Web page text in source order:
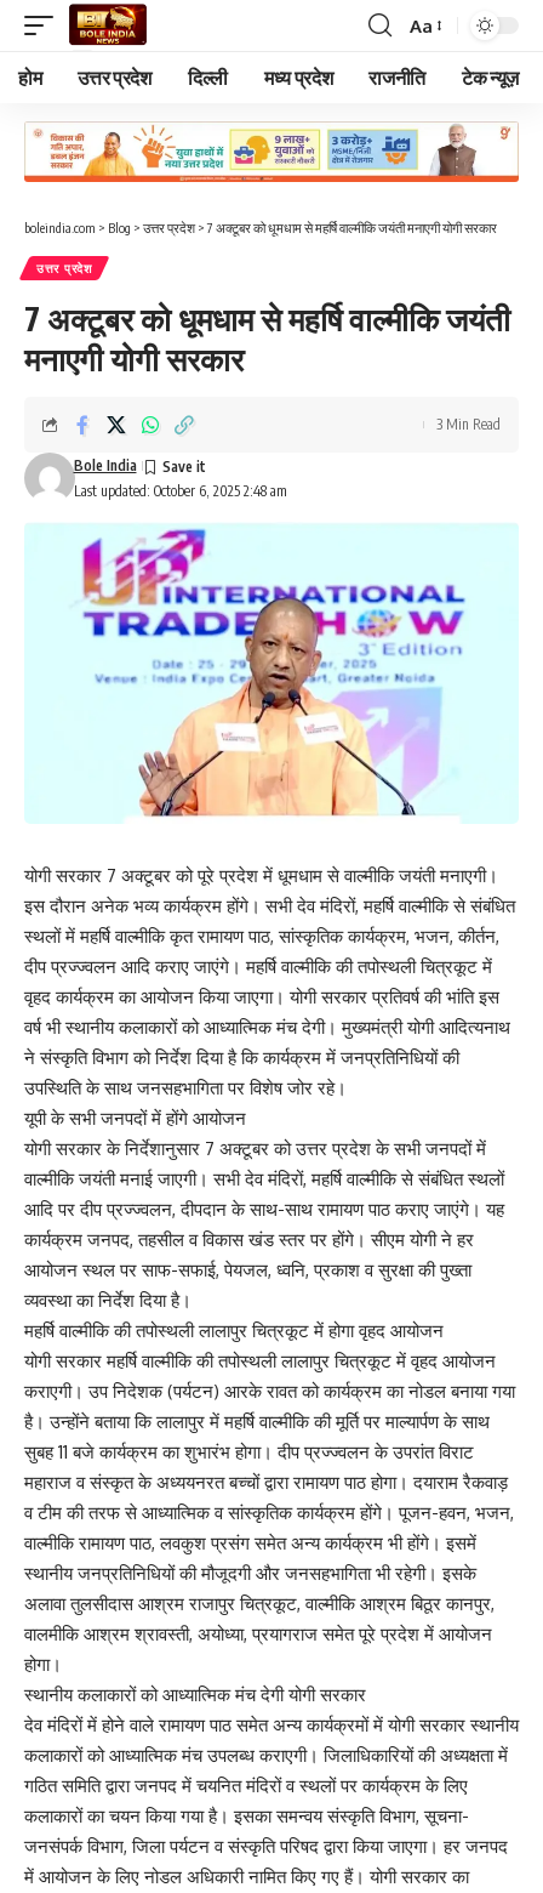
Font
Resizer
Aa
होम उत्तर प्रदेश दिल्ली मध्य प्रदेश राजनीति टेक न्यूज़
boleindia.com > Blog > उत्तर प्रदेश>7 अक्टूबर को धूमधाम से महर्षि वाल्मीकि जयंती मनाएगी योगी सरकार
उत्तर प्रदेश
7 अक्टूबर को धूमधाम से महर्षि वाल्मीकि जयंती
मनाएगी योगी सरकार
Last updated: October 6, 2025 2:48 am
Bole India
3 Min Read
योगी सरकार 7 अक्टूबर को पूरे प्रदेश में धूमधाम से वाल्मीकि जयंती मनाएगी।
इस दौरान अनेक भव्य कार्यक्रम होंगे। सभी देव मंदिरों, महर्षि वाल्मीकि से संबंधित
स्थलों में महर्षि वाल्मीकि कृत रामायण पाठ, सांस्कृतिक कार्यक्रम, भजन, कीर्तन,
दीप प्रज्ज्वलन आदि कराए जाएंगे। महर्षि वाल्मीकि की तपोस्थली चित्रकूट में
वृहद कार्यक्रम का आयोजन किया जाएगा। योगी सरकार प्रतिवर्ष की भांति इस
वर्ष भी स्थानीय कलाकारों को आध्यात्मिक मंच देगी। मुख्यमंत्री योगी आदित्यनाथ
ने संस्कृति विभाग को निर्देश दिया है कि कार्यक्रम में जनप्रतिनिधियों की
उपस्थिति के साथ जनसहभागिता पर विशेष जोर रहे।
यूपी के सभी जनपदों में होंगे आयोजन
योगी सरकार के निर्देशानुसार 7 अक्टूबर को उत्तर प्रदेश के सभी जनपदों में
वाल्मीकि जयंती मनाई जाएगी। सभी देव मंदिरों, महर्षि वाल्मीकि से संबंधित स्थलों
आदि पर दीप प्रज्ज्वलन, दीपदान के साथ-साथ रामायण पाठ कराए जाएंगे। यह
कार्यक्रम जनपद, तहसील व विकास खंड स्तर पर होंगे। सीएम योगी ने हर
आयोजन स्थल पर साफ-सफाई, पेयजल, ध्वनि, प्रकाश व सुरक्षा की पुख्ता
व्यवस्था का निर्देश दिया है।
महर्षि वाल्मीकि की तपोस्थली लालापुर चित्रकूट में होगा वृहद आयोजन
योगी सरकार महर्षि वाल्मीकि की तपोस्थली लालापुर चित्रकूट में वृहद आयोजन
कराएगी। उप निदेशक (पर्यटन) आरके रावत को कार्यक्रम का नोडल बनाया गया
है। उन्होंने बताया कि लालापुर में महर्षि वाल्मीकि की मूर्ति पर माल्यार्पण के साथ
सुबह 11 बजे कार्यक्रम का शुभारंभ होगा। दीप प्रज्ज्वलन के उपरांत विराट
महाराज व संस्कृत के अध्ययनरत बच्चों द्वारा रामायण पाठ होगा। दयाराम रैकवाड़
व टीम की तरफ से आध्यात्मिक व सांस्कृतिक कार्यक्रम होंगे। पूजन-हवन, भजन,
वाल्मीकि रामायण पाठ, लवकुश प्रसंग समेत अन्य कार्यक्रम भी होंगे। इसमें
स्थानीय जनप्रतिनिधियों की मौजूदगी और जनसहभागिता भी रहेगी। इसके
अलावा तुलसीदास आश्रम राजापुर चित्रकूट, वाल्मीकि आश्रम बिठूर कानपुर,
वालमीकि आश्रम श्रावस्ती, अयोध्या, प्रयागराज समेत पूरे प्रदेश में आयोजन
होगा।
स्थानीय कलाकारों को आध्यात्मिक मंच देगी योगी सरकार
देव मंदिरों में होने वाले रामायण पाठ समेत अन्य कार्यक्रमों में योगी सरकार स्थानीय
कलाकारों को आध्यात्मिक मंच उपलब्ध कराएगी। जिलाधिकारियों की अध्यक्षता में
गठित समिति द्वारा जनपद में चयनित मंदिरों व स्थलों पर कार्यक्रम के लिए
कलाकारों का चयन किया गया है। इसका समन्वय संस्कृति विभाग, सूचना-
जनसंपर्क विभाग, जिला पर्यटन व संस्कृति परिषद द्वारा किया जाएगा। हर जनपद
में आयोजन के लिए नोडल अधिकारी नामित किए गए हैं। योगी सरकार का